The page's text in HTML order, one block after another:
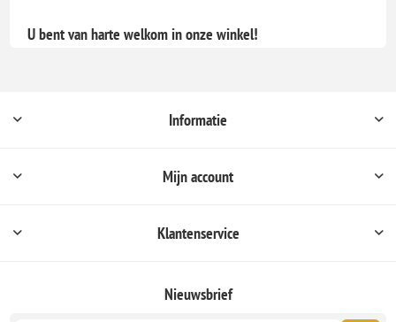
U bent van harte welkom in onze winkel!
Informatie
Mijn account
Klantenservice
Nieuwsbrief